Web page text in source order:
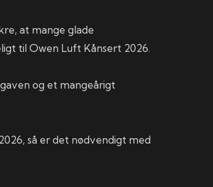
at mange glade
til Owen Luft Kånsert 2026.
og et mangeårigt
så er det nødvendigt med